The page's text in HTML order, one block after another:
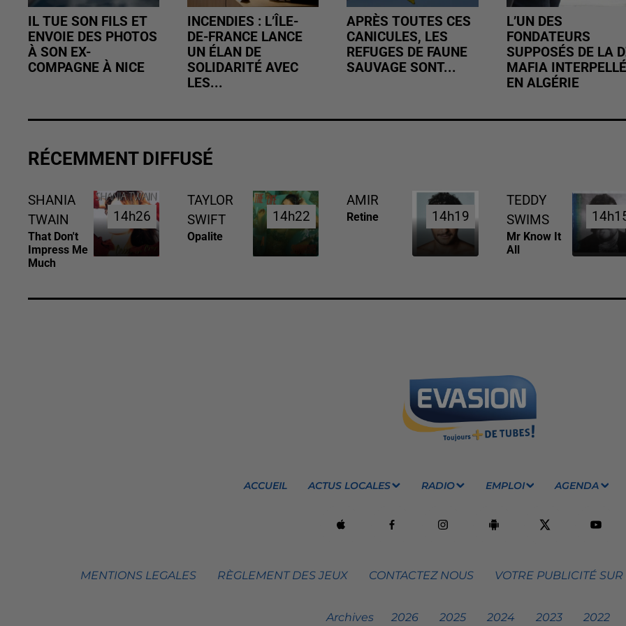
IL TUE SON FILS ET
ENVOIE DES PHOTOS
À SON EX-
COMPAGNE À NICE
INCENDIES : L’ÎLE-
DE-FRANCE LANCE
UN ÉLAN DE
SOLIDARITÉ AVEC
LES...
APRÈS TOUTES CES
CANICULES, LES
REFUGES DE FAUNE
SAUVAGE SONT...
L’UN DES
FONDATEURS
SUPPOSÉS DE LA
MAFIA INTERPELLÉ
EN ALGÉRIE
RÉCEMMENT DIFFUSÉ
SHANIA
TWAIN
That Don't
Impress Me
Much
14h26
14h26
TAYLOR
SWIFT
Opalite
14h22
14h22
AMIR
Retine 14h19
14h19
TEDDY
SWIMS
Mr Know It
All
ACCUEIL ACTUS LOCALES RADIO EMPLOI AGENDA
MENTIONS LEGALES RÈGLEMENT DES JEUX CONTACTEZ NOUS VOTRE PUBLICITÉ
Archives 2026 2025 2024 2023 2022